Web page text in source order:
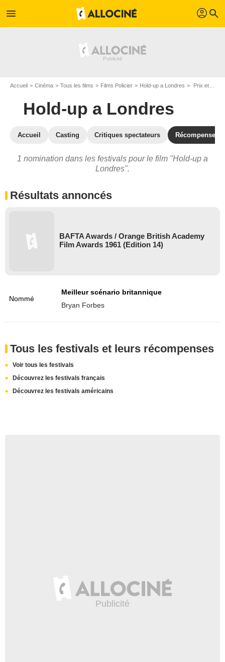
menu profil search
Accueil Cinéma Tous les films Films Policier Hold-up a Londres Prix et nominations pour Hold-up a Londres
Hold-up a Londres
Accueil Casting Critiques spectateurs Récompenses
1 nomination dans les festivals pour le film "Hold-up a
Londres".
Résultats annoncés
BAFTA Awards / Orange British Academy
Film Awards 1961 (Edition 14)
Nommé
Meilleur scénario britannique
Bryan Forbes
Tous les festivals et leurs récompenses
Voir tous les festivals
Découvrez les festivals français
Découvrez les festivals américains